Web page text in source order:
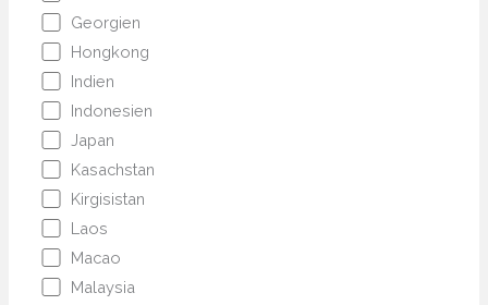
Georgien
Hongkong
Indien
Indonesien
Japan
Kasachstan
Kirgisistan
Laos
Macao
Malaysia